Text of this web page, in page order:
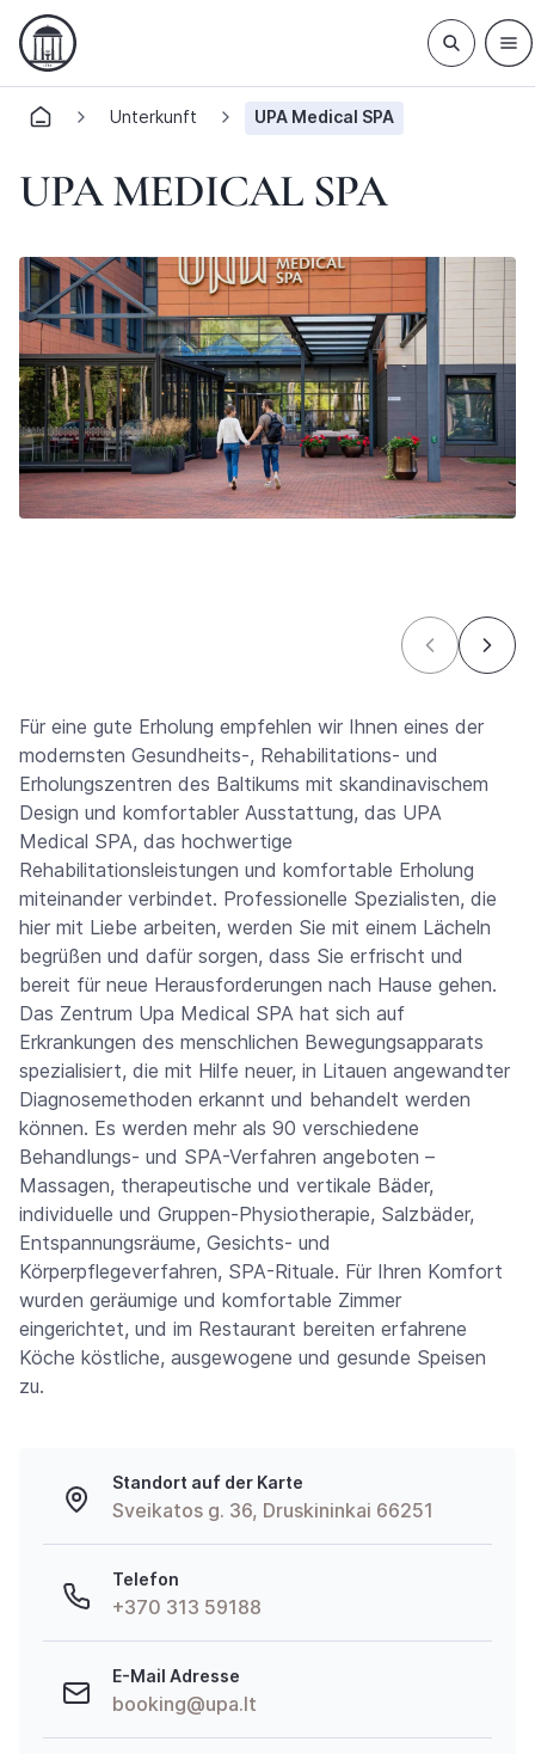
Unterkunft UPA Medical SPA
UPA MEDICAL SPA
Für eine gute Erholung empfehlen wir Ihnen eines der
modernsten Gesundheits-, Rehabilitations- und
Erholungszentren des Baltikums mit skandinavischem
Design und komfortabler Ausstattung, das UPA
Medical SPA, das hochwertige
Rehabilitationsleistungen und komfortable Erholung
miteinander verbindet. Professionelle Spezialisten, die
hier mit Liebe arbeiten, werden Sie mit einem Lächeln
begrüßen und dafür sorgen, dass Sie erfrischt und
bereit für neue Herausforderungen nach Hause gehen.
Das Zentrum Upa Medical SPA hat sich auf
Erkrankungen des menschlichen Bewegungsapparats
spezialisiert, die mit Hilfe neuer, in Litauen angewandter
Diagnosemethoden erkannt und behandelt werden
können. Es werden mehr als 90 verschiedene
Behandlungs- und SPA-Verfahren angeboten –
Massagen, therapeutische und vertikale Bäder,
individuelle und Gruppen-Physiotherapie, Salzbäder,
Entspannungsräume, Gesichts- und
Körperpflegeverfahren, SPA-Rituale. Für Ihren Komfort
wurden geräumige und komfortable Zimmer
eingerichtet, und im Restaurant bereiten erfahrene
Köche köstliche, ausgewogene und gesunde Speisen
zu.
Standort auf der Karte
Sveikatos g. 36, Druskininkai 66251
Telefon
+370 313 59188
E-Mail Adresse
booking@upa.lt